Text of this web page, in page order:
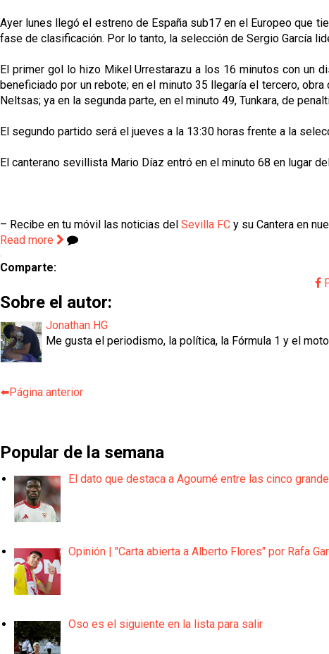
Ayer lunes llegó el estreno de España sub17 en el Europeo que
fase de clasificación. Por lo tanto, la selección de Sergio García
El primer gol lo hizo Mikel Urrestarazu a los 16 minutos con un
beneficiado por un rebote; en el minuto 35 llegaría el tercero,
Neltsas; ya en la segunda parte, en el minuto 49, Tunkara, de
El segundo partido será el jueves a la 13:30 horas frente a la
El canterano sevillista Mario Díaz entró en el minuto 68 en lugar
– Recibe en tu móvil las noticias del Sevilla FC y su Cantera en
Read more
Comparte:
Sobre el autor:
Jonathan HG
Me gusta el periodismo, la política, la Fórmula 1 y el
⬅️Página anterior
Popular de la semana
El dato que destaca a Agoumé entre las cinco
Opinión | "Carta abierta a Alberto Flores" por Rafa
Oso es el siguiente en la lista para salir